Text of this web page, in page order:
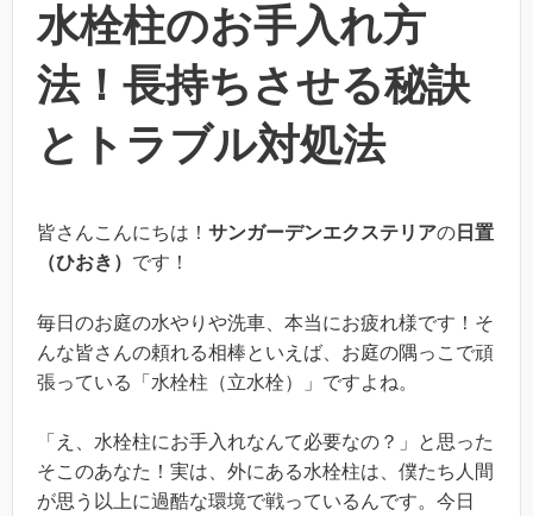
水栓柱のお手入れ方
法！長持ちさせる秘訣
とトラブル対処法
皆さんこんにちは！ サンガーデンエクステリアの 日置
（ひおき） です！
毎日のお庭の水やりや洗車、本当にお疲れ様です！そ
んな皆さんの頼れる相棒といえば、お庭の隅っこで頑
張っている「水栓柱（立水栓）」ですよね。
「え、水栓柱にお手入れなんて必要なの？」と思った
そこのあなた！実は、外にある水栓柱は、僕たち人間
が思う以上に過酷な環境で戦っているんです。今日